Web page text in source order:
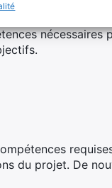
en
nécessaires
du projet. De